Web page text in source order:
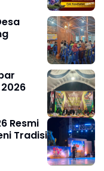
Resmi
Tradisi